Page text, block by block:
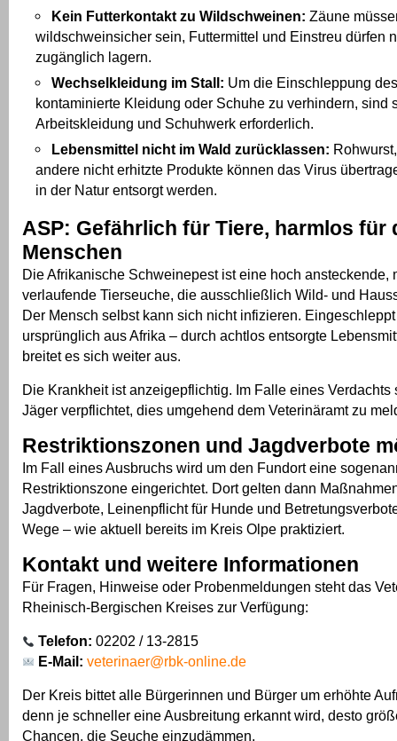
Kein Futterkontakt zu Wildschweinen: Zäune
wildschweinsicher sein, Futtermittel und Einstreu dürfen
zugänglich lagern.
Wechselkleidung im Stall: Um die Einschleppung
kontaminierte Kleidung oder Schuhe zu verhindern, sind
Arbeitskleidung und Schuhwerk erforderlich.
Lebensmittel nicht im Wald zurücklassen:
andere nicht erhitzte Produkte können das Virus
in der Natur entsorgt werden.
ASP: Gefährlich für Tiere, harmlos für
Menschen
Die Afrikanische Schweinepest ist eine hoch ansteckende,
verlaufende Tierseuche, die ausschließlich Wild- und
Der Mensch selbst kann sich nicht infizieren.
ursprünglich aus Afrika – durch achtlos entsorgte
breitet es sich weiter aus.
Die Krankheit ist anzeigepflichtig. Im Falle eines Verdachts
Jäger verpflichtet, dies umgehend dem Veterinäramt zu
Restriktionszonen und Jagdverbote
Im Fall eines Ausbruchs wird um den Fundort eine
Restriktionszone eingerichtet. Dort gelten dann
Jagdverbote, Leinenpflicht für Hunde und
Wege – wie aktuell bereits im Kreis Olpe praktiziert.
Kontakt und weitere Informationen
Für Fragen, Hinweise oder Probenmeldungen steht das
Rheinisch-Bergischen Kreises zur Verfügung:
Telefon: 02202 / 13-2815
E-Mail: veterinaer@rbk-online.de
Der Kreis bittet alle Bürgerinnen und Bürger um erhöhte
denn je schneller eine Ausbreitung erkannt wird, desto
Chancen, die Seuche einzudämmen.